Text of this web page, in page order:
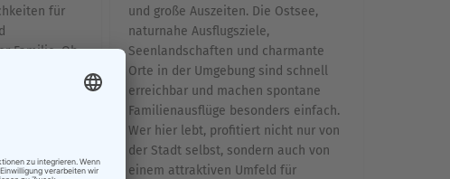
für
Familie. Ob
Ort, an
und große Auszeiten. Die Ostsee,
naturnahe Ausflugsziele,
Seenlandschaften und charmante
Orte in der Umgebung sind schnell
erreichbar und machen spontane
Familienausflüge besonders einfach.
Wer hier lebt, profitiert nicht nur von
der Stadt selbst, sondern auch von
einem attraktiven Umfeld für